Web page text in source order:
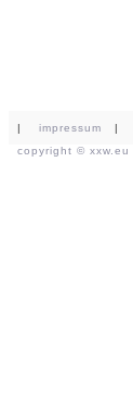
| impressum |
copyright © xxw.eu